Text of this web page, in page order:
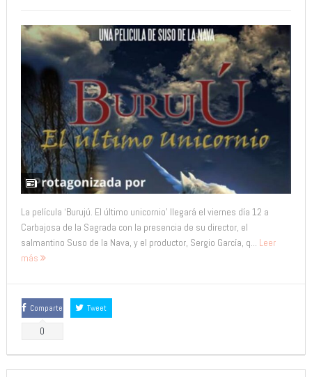
La película ‘Burujú. El último unicornio’ llegará el viernes día 12 a
Carbajosa de la Sagrada con la presencia de su director, el
salmantino Suso de la Nava, y el productor, Sergio García, q... Leer
más
Comparte
0
Tweet